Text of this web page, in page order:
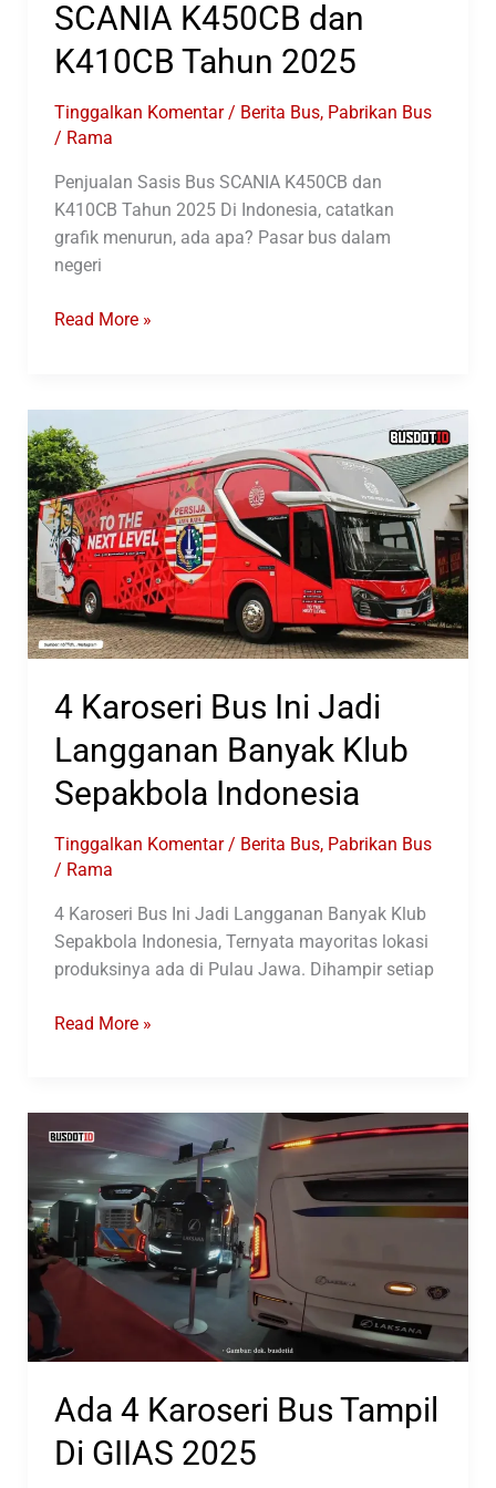
SCANIA K450CB dan
K410CB Tahun 2025
Tinggalkan Komentar / Berita Bus, Pabrikan Bus
/ Rama
Penjualan Sasis Bus SCANIA K450CB dan
K410CB Tahun 2025 Di Indonesia, catatkan
grafik menurun, ada apa? Pasar bus dalam
negeri
Penjualan
K450CB
dan
K410CB
Tahun
2025
Read More »
4 Karoseri Bus Ini Jadi
Langganan Banyak Klub
Sepakbola Indonesia
Tinggalkan Komentar / Berita Bus, Pabrikan Bus
/ Rama
4 Karoseri Bus Ini Jadi Langganan Banyak Klub
Sepakbola Indonesia, Ternyata mayoritas lokasi
produksinya ada di Pulau Jawa. Dihampir setiap
4
Jadi
Langganan
Banyak
Klub
Sepakbola
Indonesia
Read More »
Ada 4 Karoseri Bus Tampil
Di GIIAS 2025